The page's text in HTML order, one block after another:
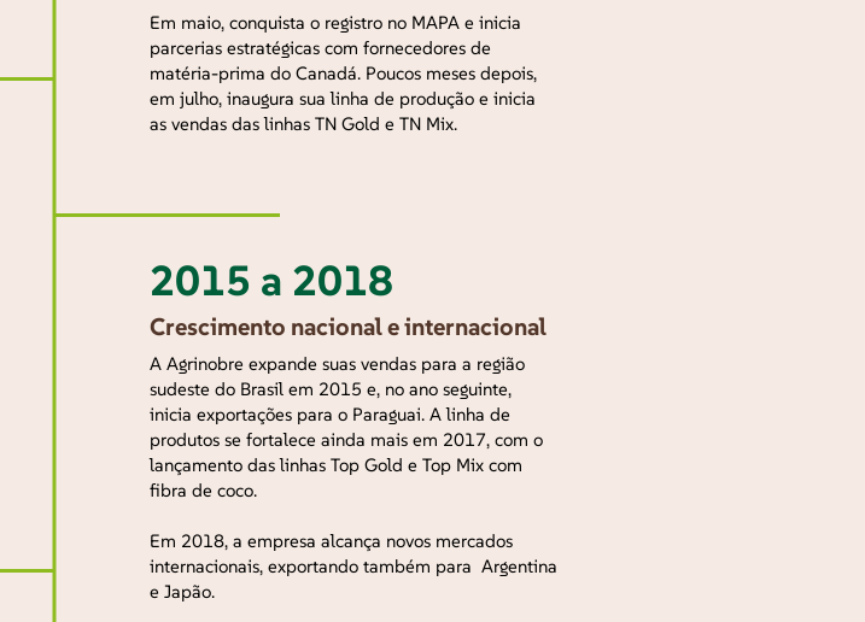
Em maio, conquista o registro no MAPA e inicia
parcerias estratégicas com fornecedores de
matéria-prima do Canadá. Poucos meses depois,
em julho, inaugura sua linha de produção e inicia
as vendas das linhas TN Gold e TN Mix.
2015 a 2018
Crescimento nacional e internacional
A Agrinobre expande suas vendas para a região
sudeste do Brasil em 2015 e, no ano seguinte,
inicia exportações para o Paraguai. A linha de
produtos se fortalece ainda mais em 2017, com o
lançamento das linhas Top Gold e Top Mix com
fibra de coco.
Em 2018, a empresa alcança novos mercados
internacionais, exportando também para Argentina
e Japão.